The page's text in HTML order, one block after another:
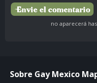
no aparecerá
Sobre Gay Mexico